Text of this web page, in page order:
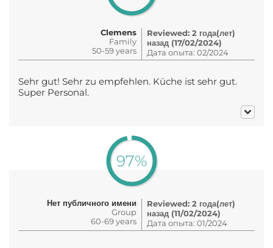
Clemens
Family
50-59 years
Reviewed: 2 года(лет)
назад (17/02/2024)
Дата опыта: 02/2024
Sehr gut! Sehr zu empfehlen. Küche ist sehr gut.
Super Personal.
97%
Нет публичного имени
Group
60-69 years
Reviewed: 2 года(лет)
назад (11/02/2024)
Дата опыта: 01/2024